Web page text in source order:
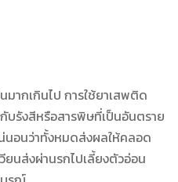
กเกินไป การใช้ยาเสพติด
บรังสีหรือสารพิษที่เป็นอันตราย
นอนว่าทั้งหมดส่งผลให้คลอด
ยนส่งผ่านรกไปเลี้ยงตัวอ่อน